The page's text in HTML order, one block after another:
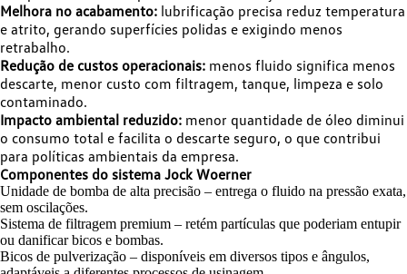
Melhora no acabamento: lubrificação precisa reduz temperatura
e atrito, gerando superfícies polidas e exigindo menos
retrabalho.
Redução de custos operacionais: menos fluido significa menos
descarte, menor custo com filtragem, tanque, limpeza e solo
contaminado.
Impacto ambiental reduzido: menor quantidade de óleo diminui
o consumo total e facilita o descarte seguro, o que contribui
para políticas ambientais da empresa.
Componentes do sistema Jock Woerner
Unidade de bomba de alta precisão – entrega o fluido na pressão exata,
sem oscilações.
Sistema de filtragem premium – retém partículas que poderiam entupir
ou danificar bicos e bombas.
Bicos de pulverização – disponíveis em diversos tipos e ângulos,